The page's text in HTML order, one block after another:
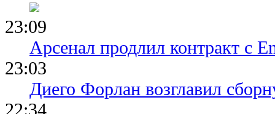
23:09
Арсенал продлил контракт с
23:03
Диего Форлан возглавил
22:34